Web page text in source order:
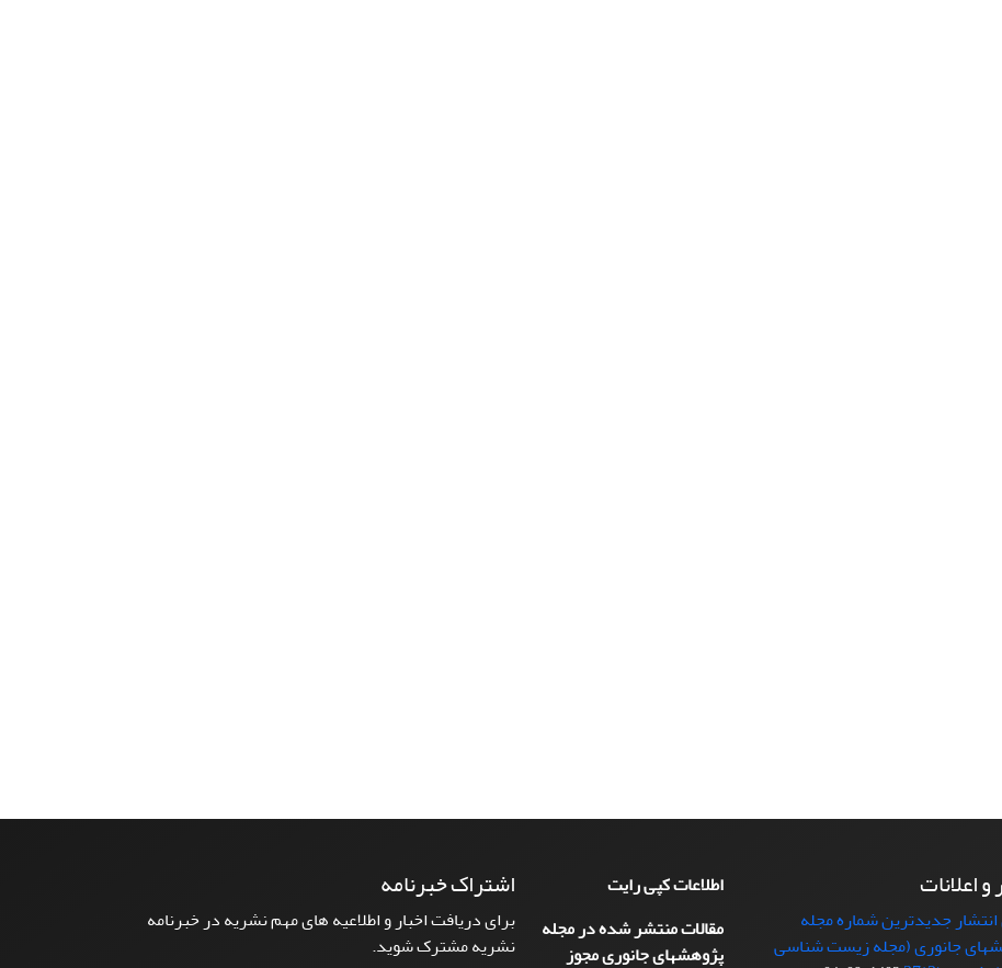
و اعلانات
انتشار جدیدترین شماره مجله
جانوری (مجله زیست شناسی
اطلاعات کپی رایت
مقالات منتشر شده در مجله
پژوهشهای جانوری مجوز
اشتراک خبرنامه
برای دریافت اخبار و اطلاعیه های مهم نشریه در خبرنامه
نشریه مشترک شوید.